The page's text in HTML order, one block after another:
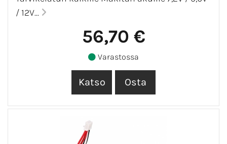
/ 12V...
56,70 €
Varastossa